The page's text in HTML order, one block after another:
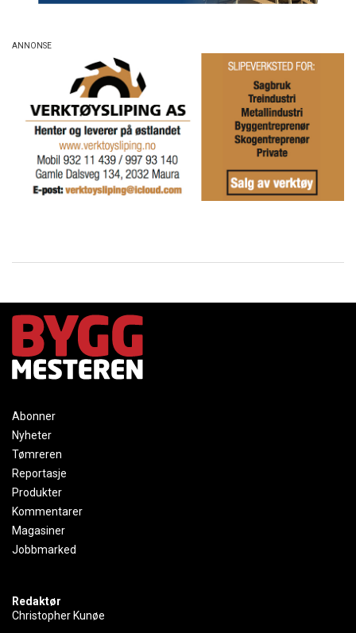
Abonner
Nyheter
Tømreren
Reportasje
Produkter
Kommentarer
Magasiner
Jobbmarked
Redaktør
Christopher Kunøe